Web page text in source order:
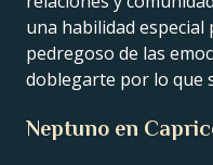
una habilidad especial
pedregoso de las
doblegarte por lo que
Neptuno en